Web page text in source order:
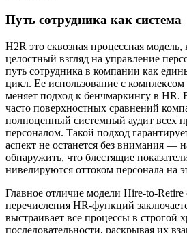
Путь сотрудника как система
H2R это сквозная процессная модель,
целостный взгляд на управление
путь сотрудника в компании как
цикл. Ее использование с
меняет подход к бенчмаркингу в HR.
часто поверхностных сравнений
полноценный системный аудит всех
персоналом. Такой подход
аспект не останется без внимания —
обнаружить, что блестящие
нивелируются оттоком персонала на
Главное отличие модели Hire-to-Retire
перечисления HR-функций
выстраивает все процессы в строгой
последовательности, раскрывая их